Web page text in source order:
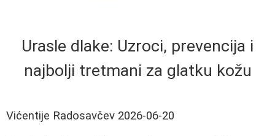
Urasle dlake: Uzroci, prevencija i
najbolji tretmani za glatku kožu
Vićentije Radosavčev 2026-06-20